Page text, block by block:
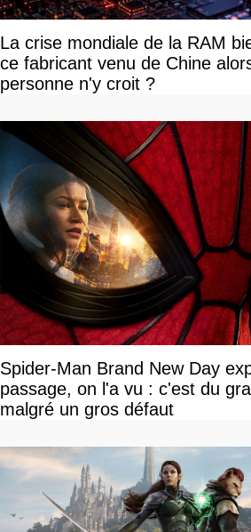
La crise mondiale de la RAM
ce fabricant venu de Chine
personne n'y croit ?
Spider-Man Brand New Day
passage, on l'a vu : c'est du
malgré un gros défaut